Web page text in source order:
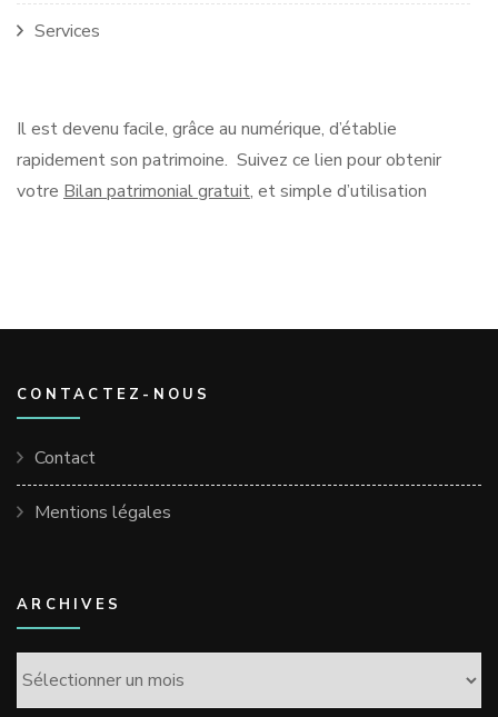
Services
Il est devenu facile, grâce au numérique, d’établie
rapidement son patrimoine. Suivez ce lien pour obtenir
votre Bilan patrimonial gratuit, et simple d’utilisation
CONTACTEZ-NOUS
Contact
Mentions légales
ARCHIVES
Archives